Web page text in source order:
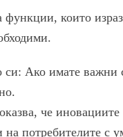
функции, които
си: Ако имате важни
че
потребителите с